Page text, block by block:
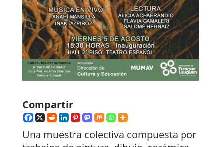
Compartir
Una muestra colectiva compuesta por